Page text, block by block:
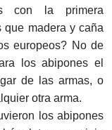
con la primera
que madera y caña
europeos? No de
los abipones el
de las armas, o
otra arma.
los abipones